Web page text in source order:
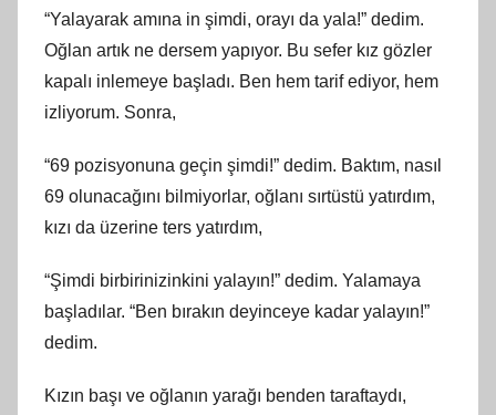
“Yalayarak amına in şimdi, orayı da yala!” dedim.
Oğlan artık ne dersem yapıyor. Bu sefer kız gözler
kapalı inlemeye başladı. Ben hem tarif ediyor, hem
izliyorum. Sonra,
“69 pozisyonuna geçin şimdi!” dedim. Baktım, nasıl
69 olunacağını bilmiyorlar, oğlanı sırtüstü yatırdım,
kızı da üzerine ters yatırdım,
“Şimdi birbirinizinkini yalayın!” dedim. Yalamaya
başladılar. “Ben bırakın deyinceye kadar yalayın!”
dedim.
Kızın başı ve oğlanın yarağı benden taraftaydı,